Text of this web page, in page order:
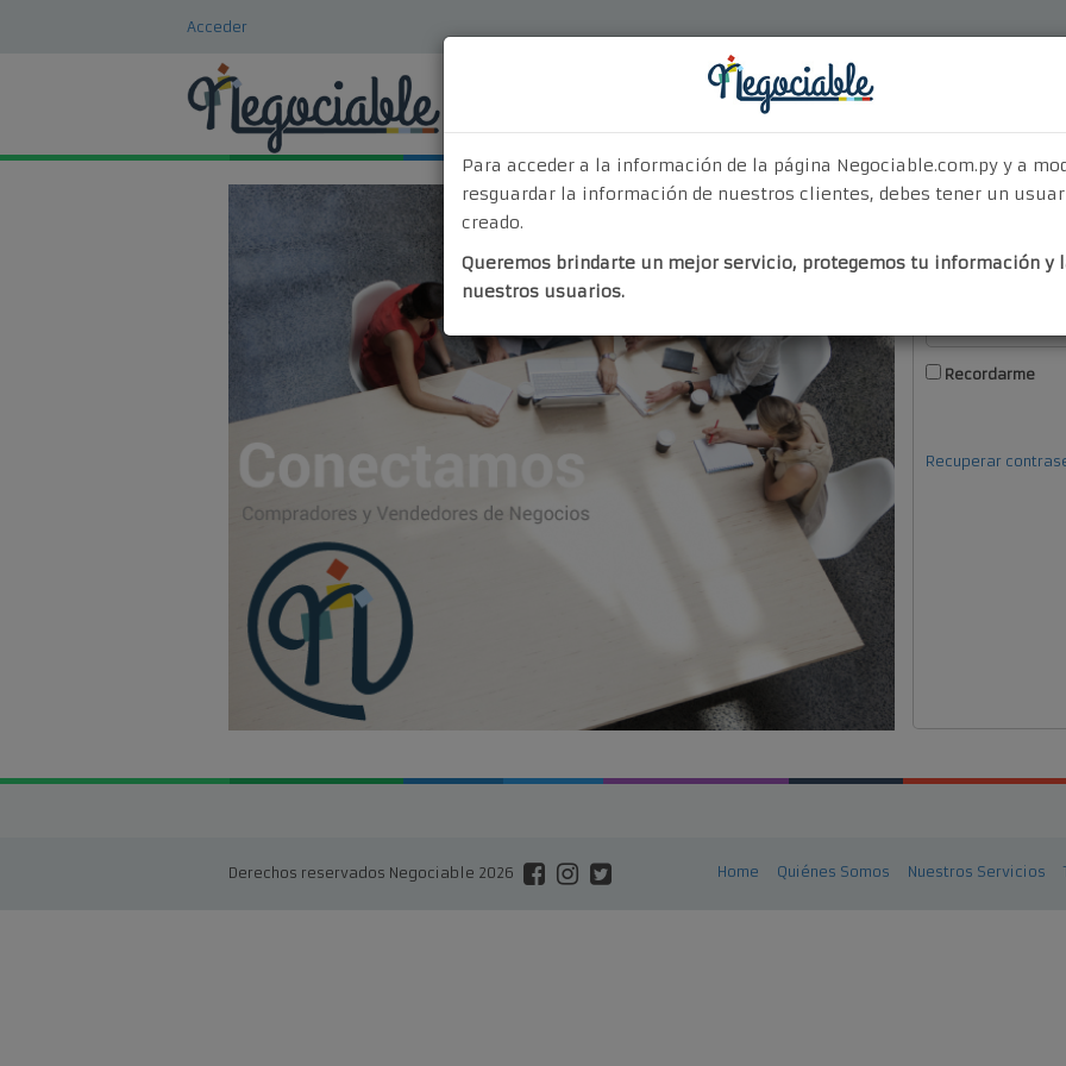
Acceder
¿Por Qué Elegirnos? Nuestros Servicios
Recordarme
Recuperar
Para acceder a la información de la página Negociable.com.py y a
resguardar la información de nuestros clientes, debes tener un
creado.
Queremos brindarte un mejor servicio, protegemos tu información y
nuestros usuarios.
Derechos reservados Negociable 2026 Home Quiénes Somos Nuestros Servicios